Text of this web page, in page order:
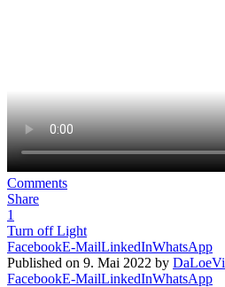
Comments
Share
1
Turn off Light
FacebookE-MailLinkedInWhatsApp
Published on 9. Mai 2022 by DaLoeVi
FacebookE-MailLinkedInWhatsApp